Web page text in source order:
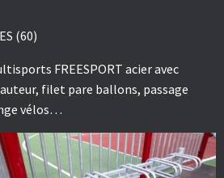
(60)
FREESPORT acier avec
filet pare ballons, passage
vélos…